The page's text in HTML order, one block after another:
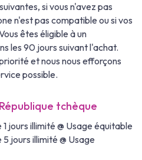
si vous n'avez pas
n'est pas compatible ou si vos
êtes éligible à un
les 90 jours suivant l'achat.
et nous nous efforçons
possible.
tchèque
jours illimité @ Usage équitable
jours illimité @ Usage